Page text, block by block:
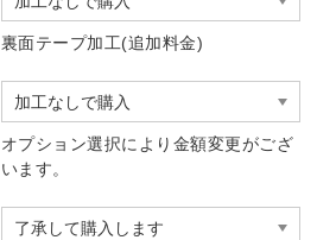
裏面テープ加工(追加料金)
オプション選択により金額変更がござ
います。